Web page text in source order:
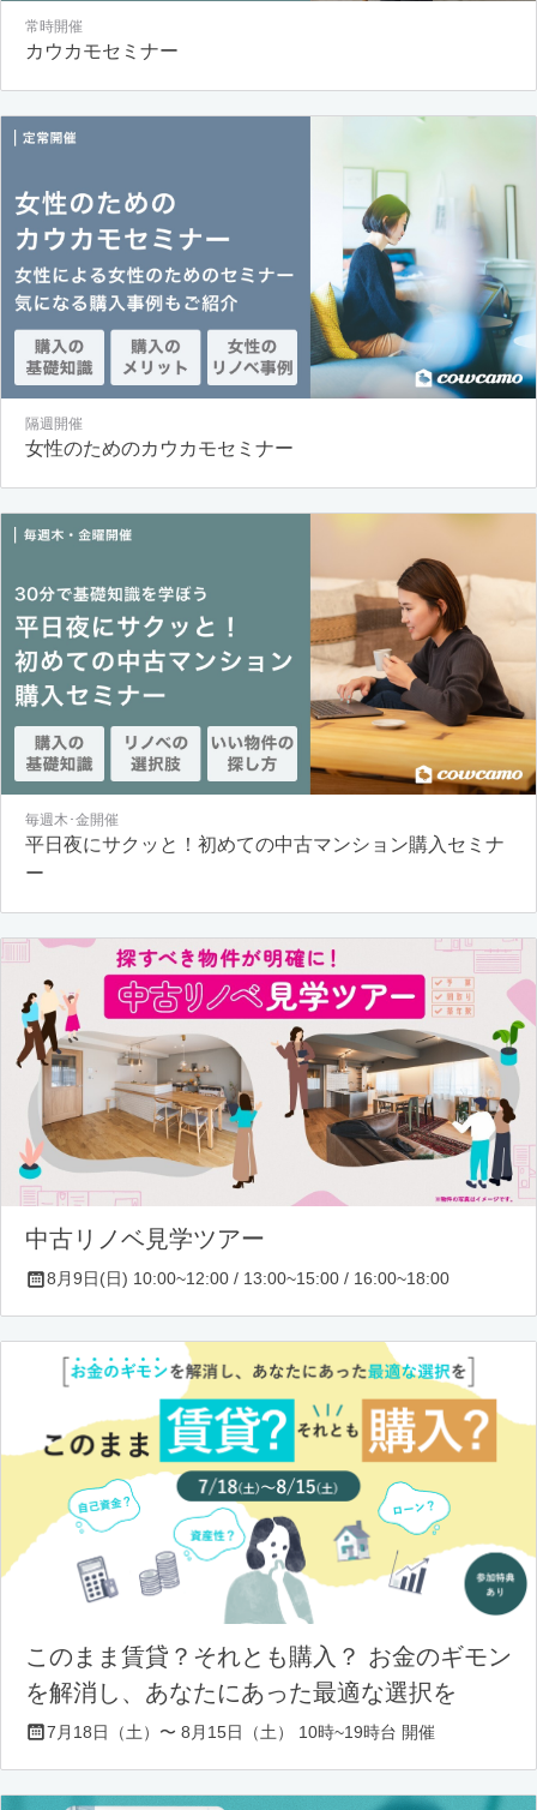
常時開催
カウカモセミナー
隔週開催
女性のためのカウカモセミナー
毎週木･金開催
平日夜にサクッと！初めての中古マンション購入セミナ
ー
中古リノベ見学ツアー
8月9日(日) 10:00~12:00 / 13:00~15:00 / 16:00~18:00
このまま賃貸？それとも購入？ お金のギモン
を解消し、あなたにあった最適な選択を
7月18日（土）〜 8月15日（土） 10時~19時台 開催